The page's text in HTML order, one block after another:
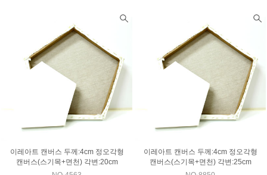
이레아트 캔버스 두께:4cm 정오각형
캔버스(스기목+면천) 각변:20cm
이레아트 캔버스 두께:4cm 정오각형
캔버스(스기목+면천) 각변:25cm